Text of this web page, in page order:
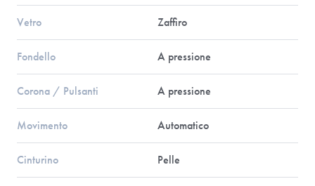
Vetro Zaffiro
Fondello A pressione
Corona / Pulsanti A pressione
Movimento Automatico
Cinturino Pelle